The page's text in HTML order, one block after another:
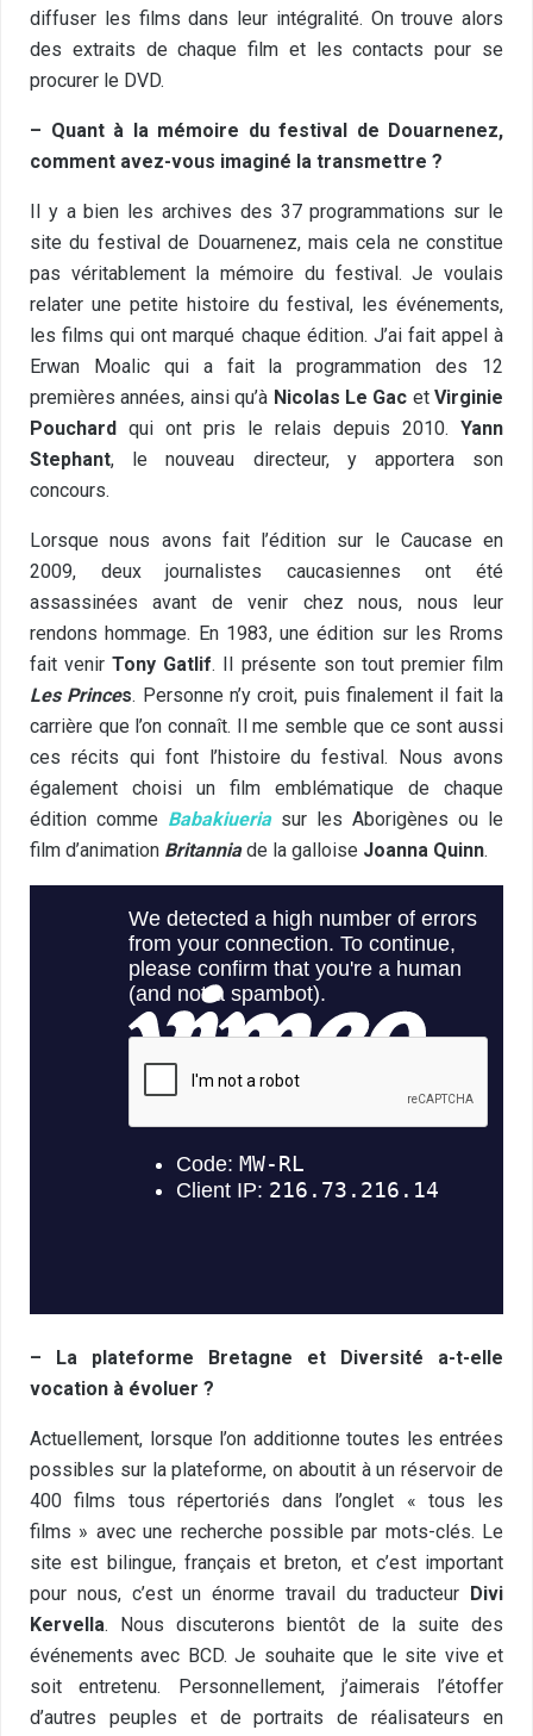
diffuser les films dans leur intégralité. On trouve alors
des extraits de chaque film et les contacts pour se
procurer le DVD.
– Quant à la mémoire du festival de Douarnenez,
comment avez-vous imaginé la transmettre ?
Il y a bien les archives des 37 programmations sur le
site du festival de Douarnenez, mais cela ne constitue
pas véritablement la mémoire du festival. Je voulais
relater une petite histoire du festival, les événements,
les films qui ont marqué chaque édition. J’ai fait appel à
Erwan Moalic qui a fait la programmation des 12
premières années, ainsi qu’à Nicolas Le Gac et Virginie
Pouchard qui ont pris le relais depuis 2010. Yann
Stephant, le nouveau directeur, y apportera son
concours.
Lorsque nous avons fait l’édition sur le Caucase en
2009, deux journalistes caucasiennes ont été
assassinées avant de venir chez nous, nous leur
rendons hommage. En 1983, une édition sur les Rroms
fait venirTony Gatlif. Il présente son tout premier film
Les Princes. Personne n’y croit, puis finalement il fait la
carrière que l’on connaît. Il me semble que ce sont aussi
ces récits qui font l’histoire du festival. Nous avons
également choisi un film emblématique de chaque
édition comme Babakiueriasur les Aborigènes ou le
film d’animation Britanniade la galloise Joanna Quinn.
– La plateforme Bretagne et Diversité a-t-elle
vocation à évoluer ?
Actuellement, lorsque l’on additionne toutes les entrées
possibles sur la plateforme, on aboutit à un réservoir de
400 films tous répertoriés dans l’onglet « tous les
films » avec une recherche possible par mots-clés. Le
site est bilingue, français et breton, et c’est important
pour nous, c’est un énorme travail du traducteur Divi
Kervella. Nous discuterons bientôt de la suite des
événements avec BCD. Je souhaite que le site vive et
soit entretenu. Personnellement, j’aimerais l’étoffer
d’autres peuples et de portraits de réalisateurs en